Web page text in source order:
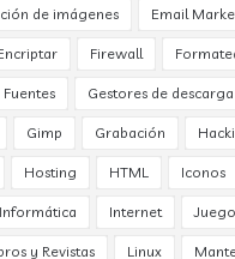
de imágenes Email
Firewall
Fuentes Gestores de descarga
Gimp Grabación
Hosting HTML Iconos
Informática Internet
y Revistas Linux